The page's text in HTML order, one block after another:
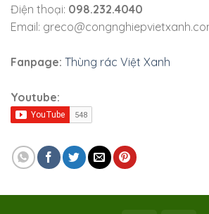
Điện thoại: 098.232.4040
Email:
Fanpage: Thùng rác Việt Xanh
Youtube: